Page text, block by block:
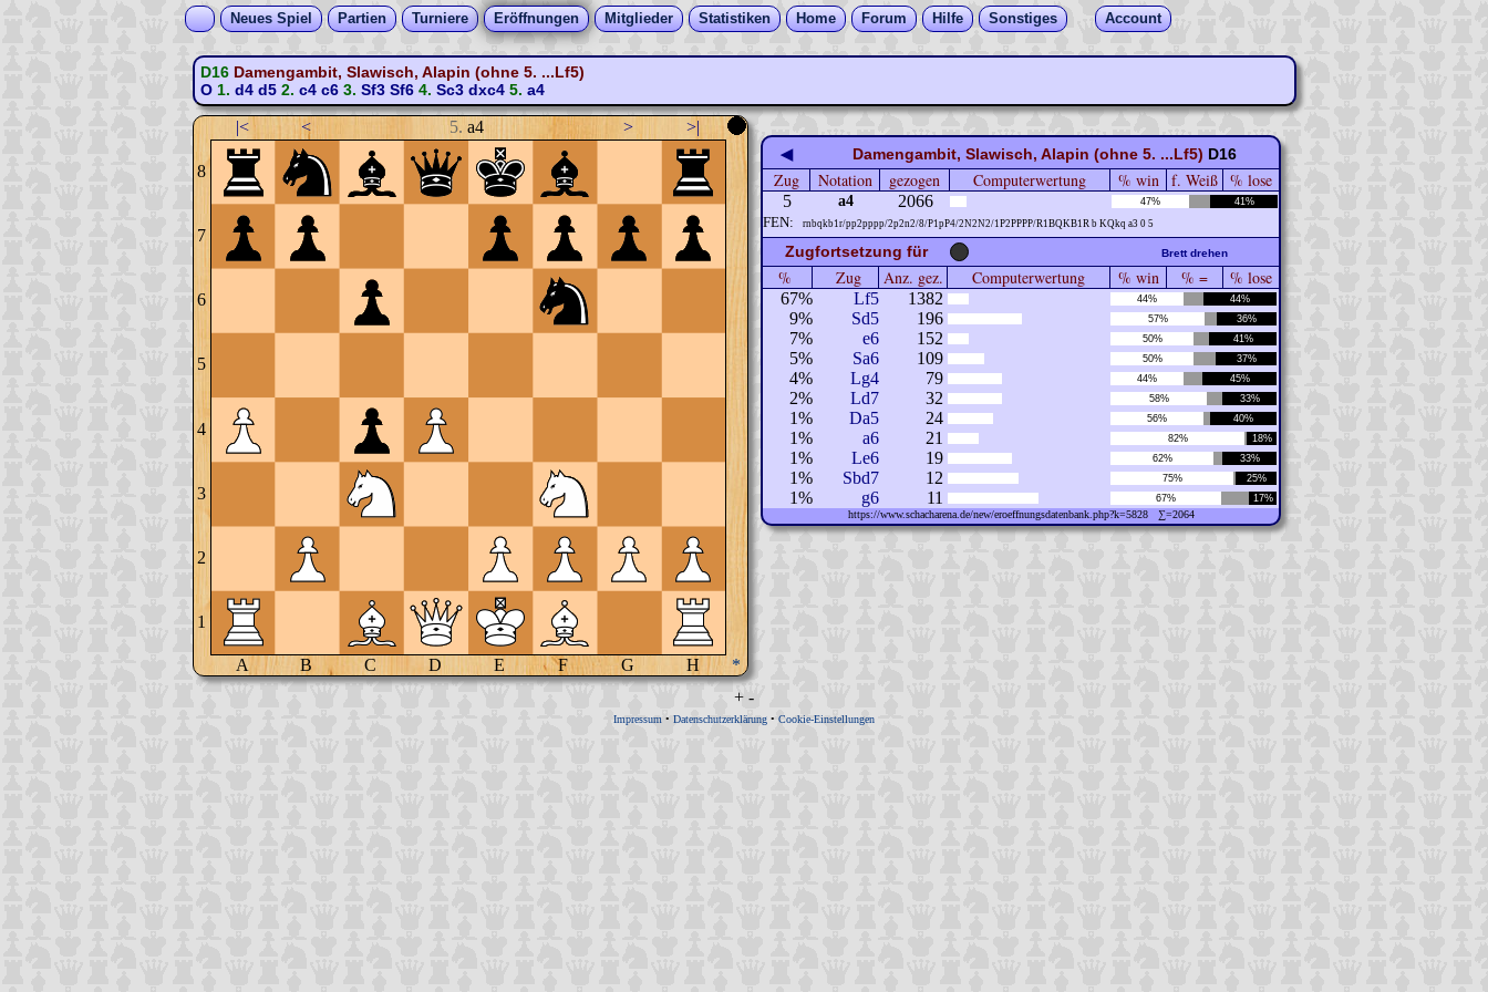
Neues Spiel Partien Turniere Eröffnungen Mitglieder Statistiken Home Forum Hilfe Sonstiges Account
D16 Damengambit, Slawisch, Alapin (ohne 5. ...Lf5)
O1. d4 d52. c4 c63. Sf3 Sf64. Sc3 dxc45. a4
|< < 5. a4 > >|
8
7
6
5
4
3
2
1
A B C D E F G H *
◀ Damengambit, Slawisch, Alapin (ohne 5. ...Lf5) D16
Zug Notation gezogen Computerwertung % win f. Weiß % lose
5 a4 2066 47% 41%
FEN: rnbqkb1r/pp2pppp/2p2n2/8/P1pP4/2N2N2/1P2PPPP/R1BQKB1R b KQkq a3 0 5
Zugfortsetzung für Brett drehen
% Zug Anz. gez. Computerwertung % win % = % lose
67% Lf5 1382 44% 44%
9% Sd5 196 57% 36%
7% e6 152 50% 41%
5% Sa6 109 50% 37%
4% Lg4 79 44% 45%
2% Ld7 32 58% 33%
1% Da5 24 56% 40%
1% a6 21 82% 18%
1% Le6 19 62% 33%
1% Sbd7 12 75% 25%
1% g6 11 67% 17%
https://www.schacharena.de/new/eroeffnungsdatenbank.php?k=5828 ∑=2064
+ -
Impressum • Datenschutzerklärung • Cookie-Einstellungen